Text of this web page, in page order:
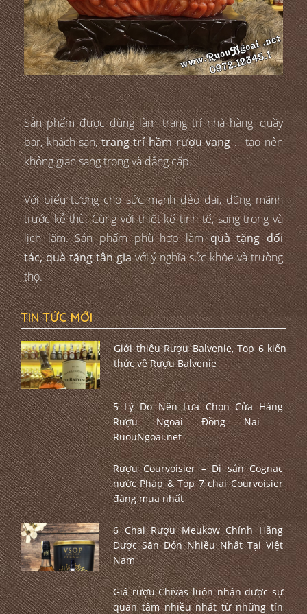
Sản phẩm được dùng làm trang trí nhà hàng, quầy
bar, khách sạn,trang trí hầm rượu vang… tạo nên
không gian sang trọng và đẳng cấp.
Với biểu tượng cho sức mạnh dẻo dai, dũng mãnh
trước kẻ thù. Cùng với thiết kế tinh tế, sang trọng và
lịch lãm. Sản phẩm phù hợp làmquà tặng đối
tác, quà tặng tân giavới ý nghĩa sức khỏe và trường
thọ.
TIN TỨC MỚI
Giới thiệu Rượu Balvenie, Top 6 kiến
thức về Rượu Balvenie
5 Lý Do Nên Lựa Chọn Cửa Hàng
Rượu Ngoại Đồng Nai –
RuouNgoai.net
Rượu Courvoisier – Di sản Cognac
nước Pháp & Top 7 chai Courvoisier
đáng mua nhất
6 Chai Rượu Meukow Chính Hãng
Được Săn Đón Nhiều Nhất Tại Việt
Nam
Giá rượu Chivas luôn nhận được sự
quan tâm nhiều nhất từ những tín